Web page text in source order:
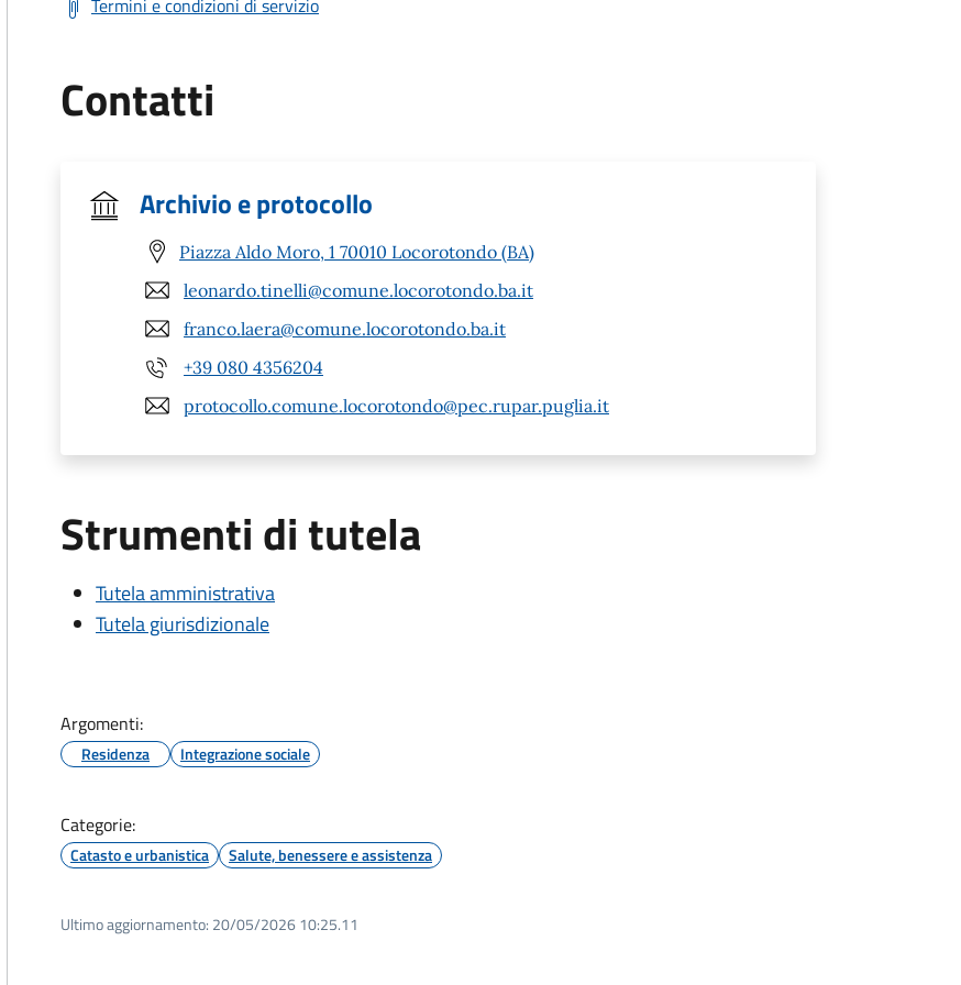
Termini e condizioni di servizio
Contatti
Archivio e protocollo
Piazza Aldo Moro, 1 70010 Locorotondo (BA)
leonardo.tinelli@comune.locorotondo.ba.it
franco.laera@comune.locorotondo.ba.it
+39 080 4356204
protocollo.comune.locorotondo@pec.rupar.puglia.it
Strumenti di tutela
Tutela amministrativa
Tutela giurisdizionale
Argomenti:
Residenza Integrazione sociale
Categorie:
Catasto e urbanistica Salute, benessere e assistenza
Ultimo aggiornamento: 20/05/2026 10:25.11